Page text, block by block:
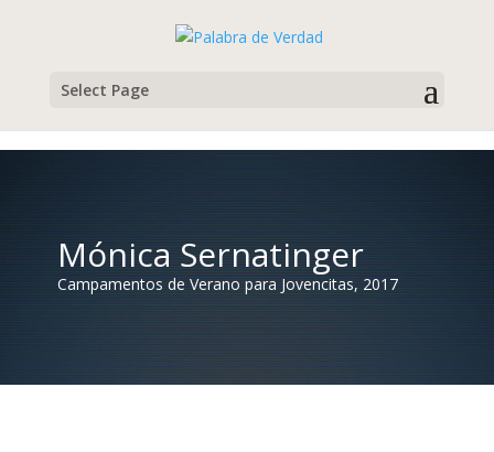
Select Page
Mónica Sernatinger
Campamentos de Verano para Jovencitas, 2017